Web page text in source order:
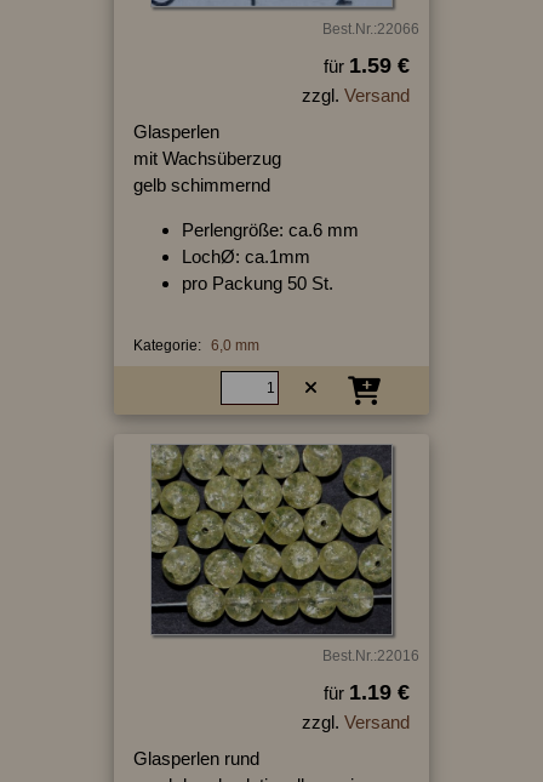
Best.Nr.:22066
für 1.59 €
zzgl. Versand
Glasperlen
mit Wachsüberzug
gelb schimmernd
Perlengröße: ca.6 mm
LochØ: ca.1mm
pro Packung 50 St.
Kategorie: 6,0 mm
Best.Nr.:22016
für 1.19 €
zzgl. Versand
Glasperlen rund